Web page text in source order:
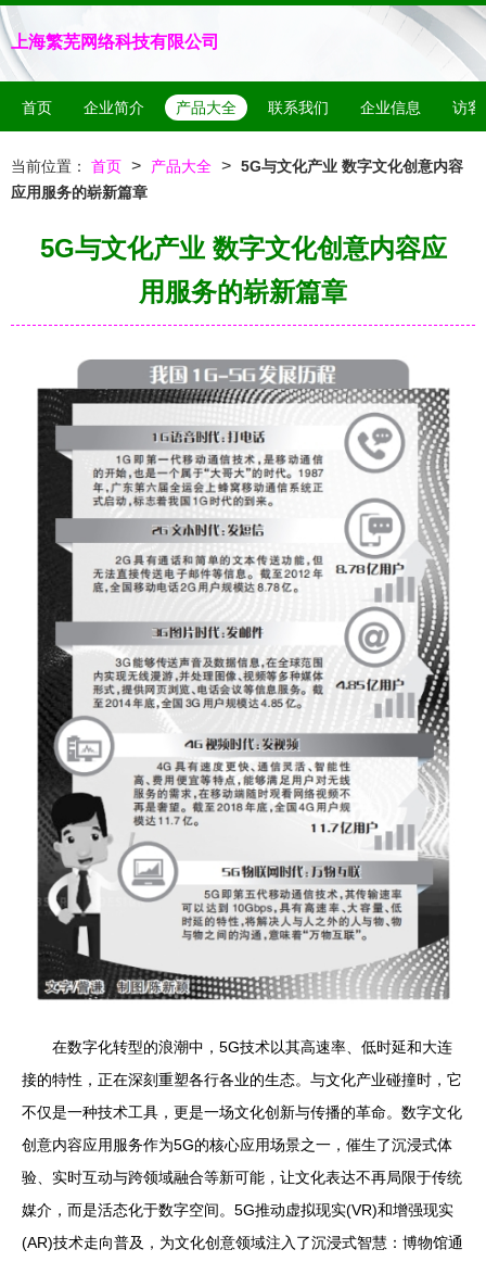
上海繁芜网络科技有限公司
首页 企业简介 产品大全 联系我们 企业信息 访客
当前位置： 首页 > 产品大全 > 5G与文化产业 数字文化创意内容
应用服务的崭新篇章
5G与文化产业 数字文化创意内容应
用服务的崭新篇章
在数字化转型的浪潮中，5G技术以其高速率、低时延和大连
接的特性，正在深刻重塑各行各业的生态。与文化产业碰撞时，它
不仅是一种技术工具，更是一场文化创新与传播的革命。数字文化
创意内容应用服务作为5G的核心应用场景之一，催生了沉浸式体
验、实时互动与跨领域融合等新可能，让文化表达不再局限于传统
媒介，而是活态化于数字空间。5G推动虚拟现实(VR)和增强现实
(AR)技术走向普及，为文化创意领域注入了沉浸式智慧：博物馆通